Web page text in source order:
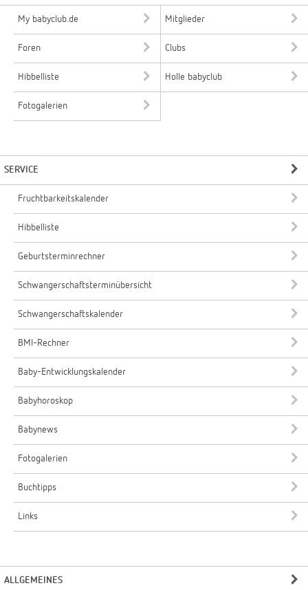
My babyclub.de Mitglieder
Foren Clubs
Hibbelliste Holle babyclub
Fotogalerien
SERVICE
Fruchtbarkeitskalender
Hibbelliste
Geburtsterminrechner
Schwangerschaftsterminübersicht
Schwangerschaftskalender
BMI-Rechner
Baby-Entwicklungskalender
Babyhoroskop
Babynews
Fotogalerien
Buchtipps
Links
ALLGEMEINES